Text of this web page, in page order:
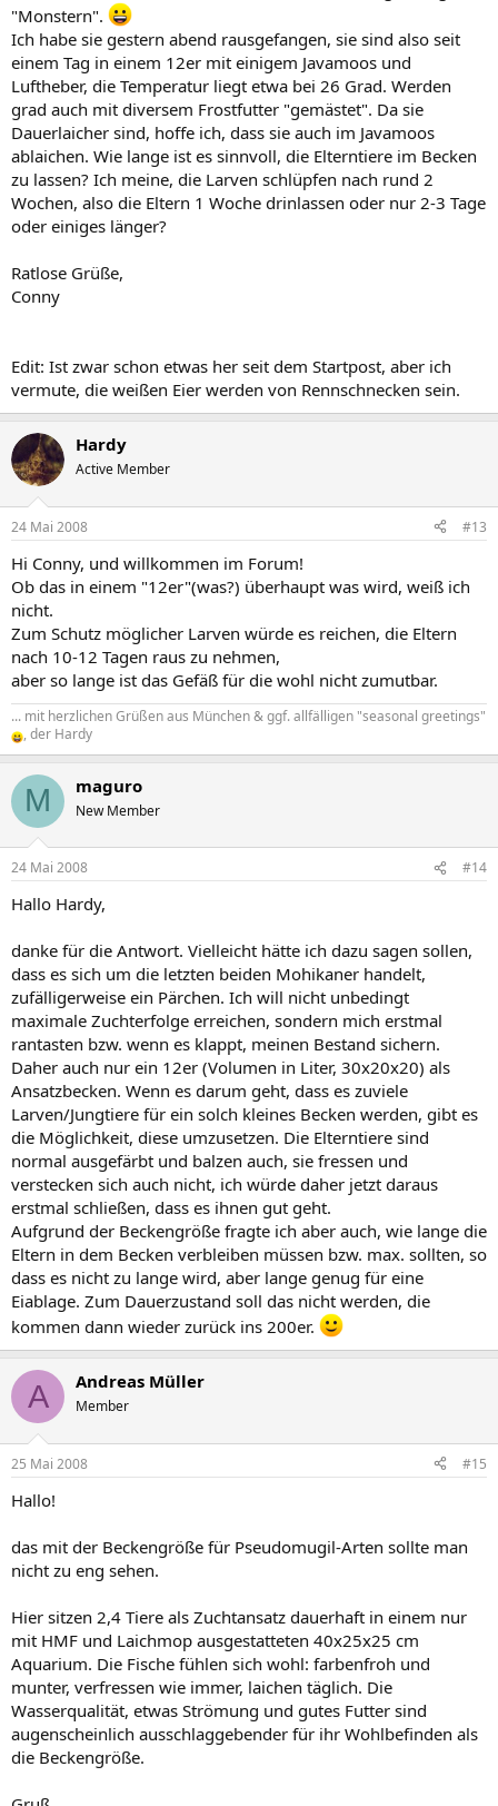
"Monstern".
Ich habe sie gestern abend rausgefangen, sie sind also seit
einem Tag in einem 12er mit einigem Javamoos und
Luftheber, die Temperatur liegt etwa bei 26 Grad. Werden
grad auch mit diversem Frostfutter "gemästet". Da sie
Dauerlaicher sind, hoffe ich, dass sie auch im Javamoos
ablaichen. Wie lange ist es sinnvoll, die Elterntiere im Becken
zu lassen? Ich meine, die Larven schlüpfen nach rund 2
Wochen, also die Eltern 1 Woche drinlassen oder nur 2-3 Tage
oder einiges länger?
Ratlose Grüße,
Conny
Edit: Ist zwar schon etwas her seit dem Startpost, aber ich
vermute, die weißen Eier werden von Rennschnecken sein.
Hardy
Active Member
24 Mai 2008 #13
Hi Conny, und willkommen im Forum!
Ob das in einem "12er"(was?) überhaupt was wird, weiß ich
nicht.
Zum Schutz möglicher Larven würde es reichen, die Eltern
nach 10-12 Tagen raus zu nehmen,
aber so lange ist das Gefäß für die wohl nicht zumutbar.
... mit herzlichen Grüßen aus München & ggf. allfälligen "seasonal greetings"
, der Hardy
M maguro
New Member
24 Mai 2008 #14
Hallo Hardy,
danke für die Antwort. Vielleicht hätte ich dazu sagen sollen,
dass es sich um die letzten beiden Mohikaner handelt,
zufälligerweise ein Pärchen. Ich will nicht unbedingt
maximale Zuchterfolge erreichen, sondern mich erstmal
rantasten bzw. wenn es klappt, meinen Bestand sichern.
Daher auch nur ein 12er (Volumen in Liter, 30x20x20) als
Ansatzbecken. Wenn es darum geht, dass es zuviele
Larven/Jungtiere für ein solch kleines Becken werden, gibt es
die Möglichkeit, diese umzusetzen. Die Elterntiere sind
normal ausgefärbt und balzen auch, sie fressen und
verstecken sich auch nicht, ich würde daher jetzt daraus
erstmal schließen, dass es ihnen gut geht.
Aufgrund der Beckengröße fragte ich aber auch, wie lange die
Eltern in dem Becken verbleiben müssen bzw. max. sollten, so
dass es nicht zu lange wird, aber lange genug für eine
Eiablage. Zum Dauerzustand soll das nicht werden, die
kommen dann wieder zurück ins 200er.
A Andreas Müller
Member
25 Mai 2008 #15
Hallo!
das mit der Beckengröße für Pseudomugil-Arten sollte man
nicht zu eng sehen.
Hier sitzen 2,4 Tiere als Zuchtansatz dauerhaft in einem nur
mit HMF und Laichmop ausgestatteten 40x25x25 cm
Aquarium. Die Fische fühlen sich wohl: farbenfroh und
munter, verfressen wie immer, laichen täglich. Die
Wasserqualität, etwas Strömung und gutes Futter sind
augenscheinlich ausschlaggebender für ihr Wohlbefinden als
die Beckengröße.